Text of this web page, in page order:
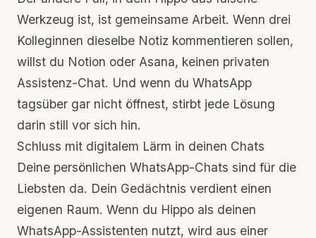
Werkzeug ist, ist gemeinsame Arbeit. Wenn drei
Kolleginnen dieselbe Notiz kommentieren sollen,
willst du Notion oder Asana, keinen privaten
Assistenz-Chat. Und wenn du WhatsApp
tagsüber gar nicht öffnest, stirbt jede Lösung
darin still vor sich hin.
Schluss mit digitalem Lärm in deinen Chats
Deine persönlichen WhatsApp-Chats sind für die
Liebsten da. Dein Gedächtnis verdient einen
eigenen Raum. Wenn du Hippo als deinen
WhatsApp-Assistenten nutzt, wird aus einer